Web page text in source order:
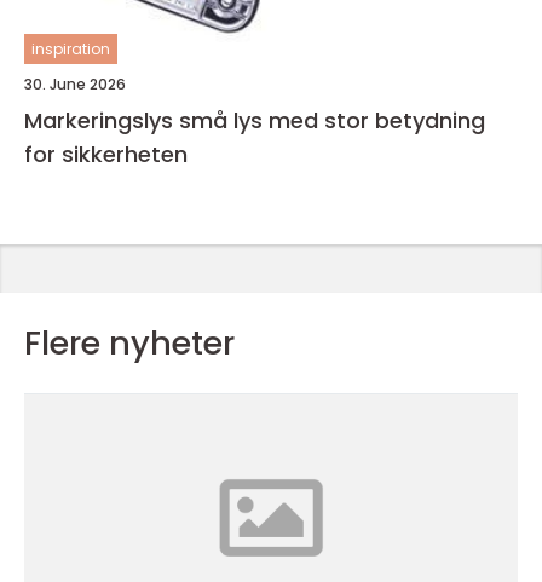
inspiration
30. June 2026
Markeringslys små lys med stor betydning
for sikkerheten
Flere nyheter